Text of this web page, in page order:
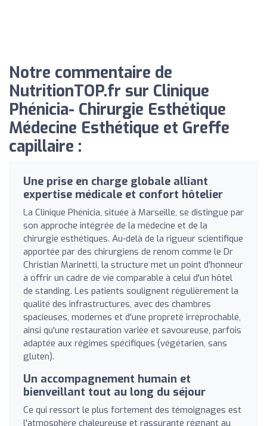
Notre commentaire de
NutritionTOP.fr sur Clinique
Phénicia- Chirurgie Esthétique
Médecine Esthétique et Greffe
capillaire :
Une prise en charge globale alliant
expertise médicale et confort hôtelier
La Clinique Phénicia, située à Marseille, se distingue par
son approche intégrée de la médecine et de la
chirurgie esthétiques. Au-delà de la rigueur scientifique
apportée par des chirurgiens de renom comme le Dr
Christian Marinetti, la structure met un point d'honneur
à offrir un cadre de vie comparable à celui d'un hôtel
de standing. Les patients soulignent régulièrement la
qualité des infrastructures, avec des chambres
spacieuses, modernes et d'une propreté irréprochable,
ainsi qu'une restauration variée et savoureuse, parfois
adaptée aux régimes spécifiques (végétarien, sans
gluten).
Un accompagnement humain et
bienveillant tout au long du séjour
Ce qui ressort le plus fortement des témoignages est
l'atmosphère chaleureuse et rassurante régnant au